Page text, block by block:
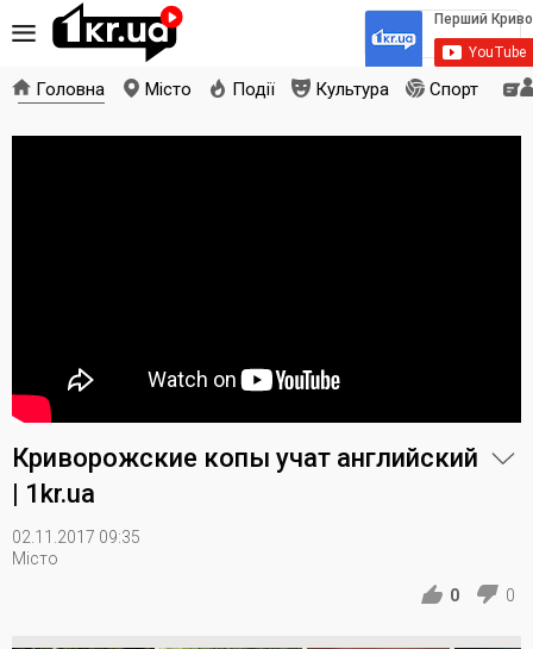
Головна Місто Події Культура Спорт
Криворожские копы учат английский
| 1kr.ua
02.11.2017 09:35
Місто
0
0